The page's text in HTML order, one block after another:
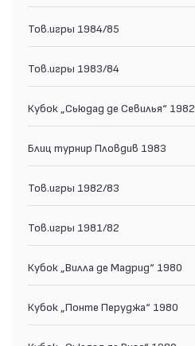
Тов.игры 1984/85
Тов.игры 1983/84
Кубок „Сьюдад де Севилья“ 1982
Блиц турнир Пловдив 1983
Тов.игры 1982/83
Тов.игры 1981/82
Кубок „Вилла де Мадрид“ 1980
Кубок „Понте Перуджа“ 1980